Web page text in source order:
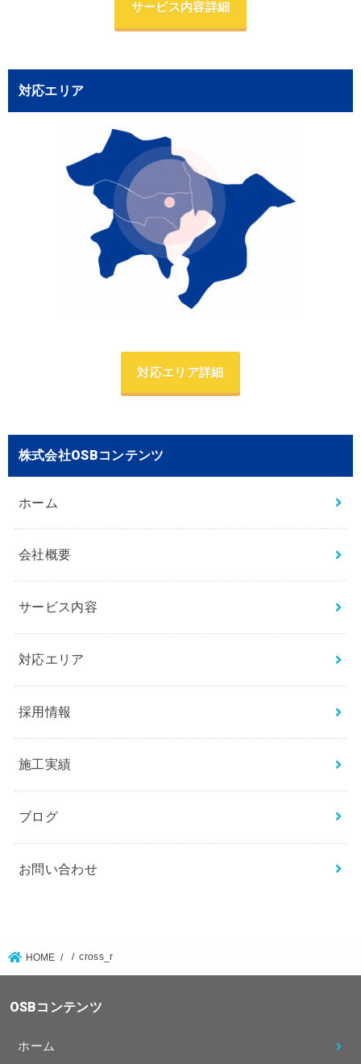
サービス内容詳細
対応エリア
対応エリア詳細
株式会社OSBコンテンツ
ホーム
会社概要
サービス内容
対応エリア
採用情報
施工実績
ブログ
お問い合わせ
HOME cross_r
OSBコンテンツ
ホーム